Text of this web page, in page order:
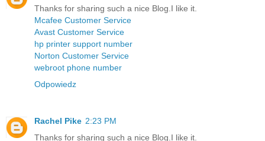
Thanks for sharing such a nice Blog.I like it.
Mcafee Customer Service
Avast Customer Service
hp printer support number
Norton Customer Service
webroot phone number
Odpowiedz
Rachel Pike 2:23 PM
Thanks for sharing such a nice Blog.I like it.